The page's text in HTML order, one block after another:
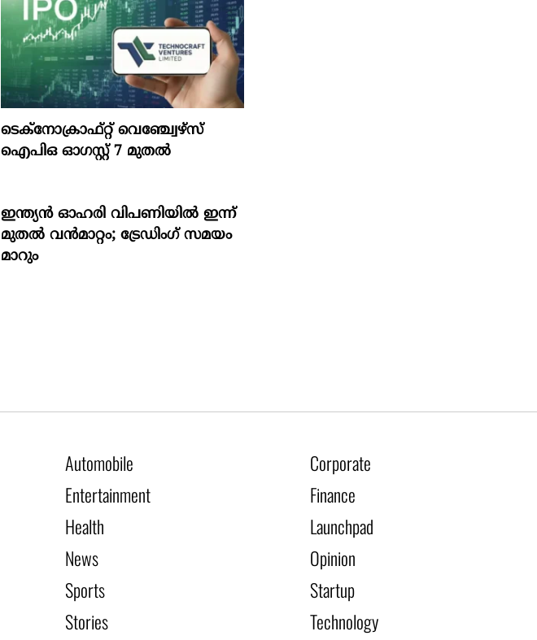
ടെക്‌നോക്രാഫ്‌റ്റ്‌ വെഞ്ച്വേഴ്‌സ്‌
ഐപിഒ ഓഗസ്റ്റ്‌ 7 മുതല്‍
ഇന്ത്യൻ ഓഹരി വിപണിയിൽ ഇന്ന്
മുതൽ വൻമാറ്റം; ട്രേഡിംഗ് സമയം
മാറും
Automobile
Corporate
Entertainment
Finance
Health
Launchpad
News
Opinion
Sports
Startup
Stories Technology